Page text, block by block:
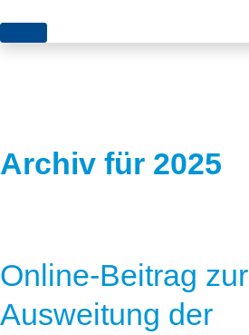
Themen
Flächen
Märkte
News
Über uns
Archiv für 2025
Online-Beitrag zur
Ausweitung der